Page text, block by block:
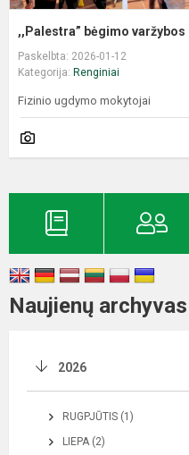
,,Palestra” bėgimo varžybos
Paskelbta: 2026-01-12
Kategorija: Renginiai
Fizinio ugdymo mokytojai
Naujienų archyvas
2026
RUGPJŪTIS (1)
LIEPA (2)